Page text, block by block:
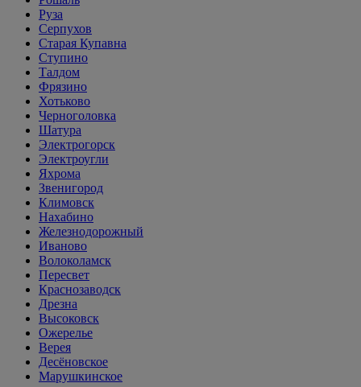
Руза
Серпухов
Старая Купавна
Ступино
Талдом
Фрязино
Хотьково
Черноголовка
Шатура
Электрогорск
Электроугли
Яхрома
Звенигород
Климовск
Нахабино
Железнодорожный
Иваново
Волоколамск
Пересвет
Краснозаводск
Дрезна
Высоковск
Ожерелье
Верея
Десёновское
Марушкинское